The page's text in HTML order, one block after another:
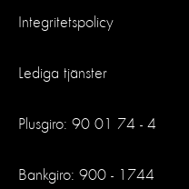
Integritetspolicy
Lediga tjänster
Plusgiro: 90 01 74 - 4
Bankgiro: 900 - 1744